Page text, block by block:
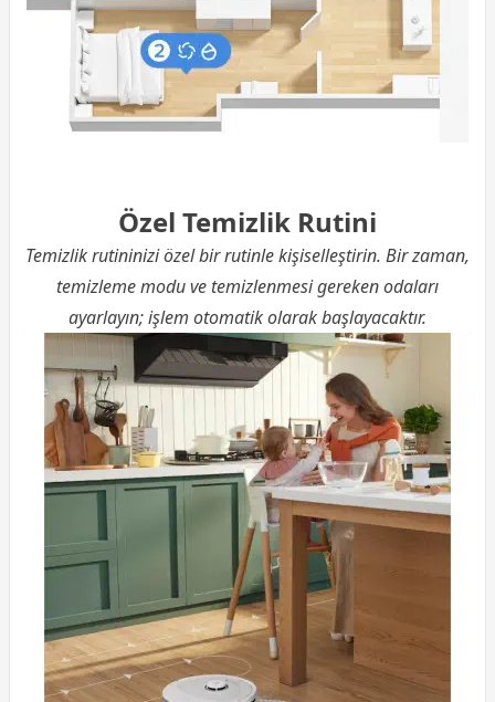
Özel Temizlik Rutini
Temizlik rutininizi özel bir rutinle kişiselleştirin. Bir zaman,
temizleme modu ve temizlenmesi gereken odaları
ayarlayın; işlem otomatik olarak başlayacaktır.